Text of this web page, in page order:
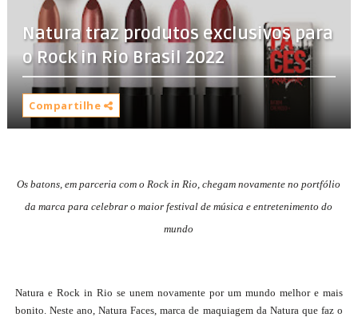
Natura traz produtos exclusivos para
o Rock in Rio Brasil 2022
Compartilhe
Os batons, em parceria com o Rock in Rio, chegam novamente no portfólio
da marca para celebrar o maior festival de música e entretenimento do
mundo
Natura e Rock in Rio se unem novamente por um mundo melhor e mais
bonito. Neste ano, Natura Faces, marca de maquiagem da Natura que faz o